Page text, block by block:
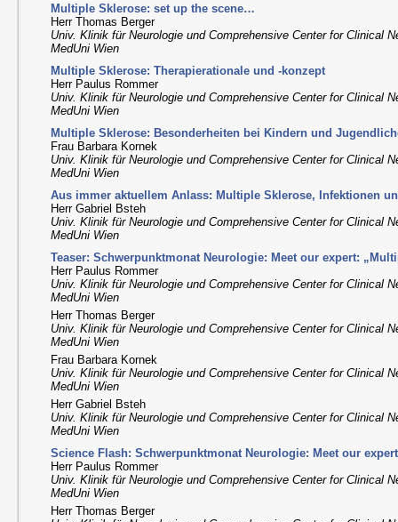
Multiple Sklerose: set up the scene…
Herr Thomas Berger
Univ. Klinik für Neurologie und Comprehensive Center for Clinical
MedUni Wien
Multiple Sklerose: Therapierationale und -konzept
Herr Paulus Rommer
Univ. Klinik für Neurologie und Comprehensive Center for Clinical
MedUni Wien
Multiple Sklerose: Besonderheiten bei Kindern und
Frau Barbara Kornek
Univ. Klinik für Neurologie und Comprehensive Center for Clinical
MedUni Wien
Aus immer aktuellem Anlass: Multiple Sklerose, Infektionen
Herr Gabriel Bsteh
Univ. Klinik für Neurologie und Comprehensive Center for Clinical
MedUni Wien
Teaser: Schwerpunktmonat Neurologie: Meet our expert:
Herr Paulus Rommer
Univ. Klinik für Neurologie und Comprehensive Center for Clinical
MedUni Wien
Herr Thomas Berger
Univ. Klinik für Neurologie und Comprehensive Center for Clinical
MedUni Wien
Frau Barbara Kornek
Univ. Klinik für Neurologie und Comprehensive Center for Clinical
MedUni Wien
Herr Gabriel Bsteh
Univ. Klinik für Neurologie und Comprehensive Center for Clinical
MedUni Wien
Science Flash: Schwerpunktmonat Neurologie: Meet our
Herr Paulus Rommer
Univ. Klinik für Neurologie und Comprehensive Center for Clinical
MedUni Wien
Herr Thomas Berger